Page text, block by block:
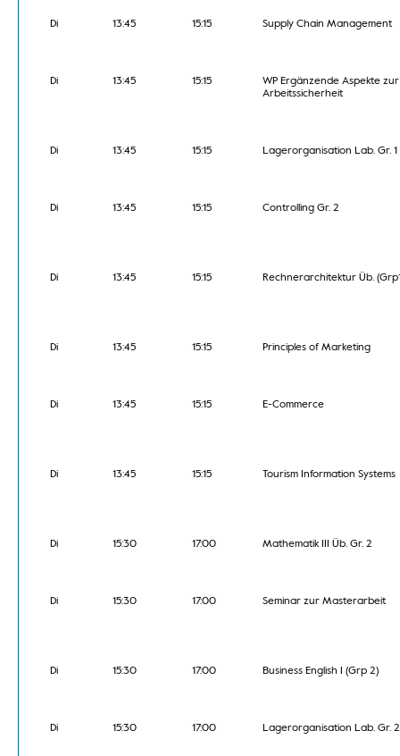
Di 13:45 15:15 Supply Chain Management
Di 13:45 15:15
WP Ergänzende Aspekte zur
Arbeitssicherheit
Di 13:45 15:15 Lagerorganisation Lab. Gr. 1
Di 13:45 15:15 Controlling Gr. 2
Di 13:45 15:15 Rechnerarchitektur Üb.
Di 13:45 15:15 Principles of Marketing
Di 13:45 15:15 E-Commerce
Di 13:45 15:15 Tourism Information Systems
Di 15:30 17:00 Mathematik III Üb. Gr. 2
Di 15:30 17:00 Seminar zur Masterarbeit
Di 15:30 17:00 Business English I (Grp 2)
Di 15:30 17:00 Lagerorganisation Lab. Gr. 2